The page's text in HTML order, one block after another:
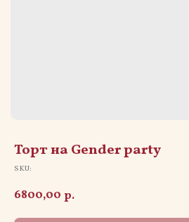
Торт на Gender party
SKU:
6800,00 р.